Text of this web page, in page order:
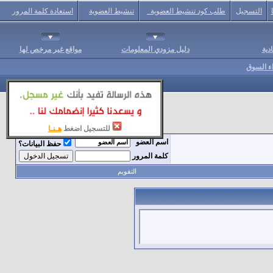
للتسجيل اضغط هـنـا
التسجيل طلب كود تنشيط العضوية تنشيط العضوية استعادة كلمة المرور
دليل مزودي المعلومات مواقع غير مرخص لها
السوق
اسم العضو
حفظ البيانات؟
كلمة المرور
التقويم